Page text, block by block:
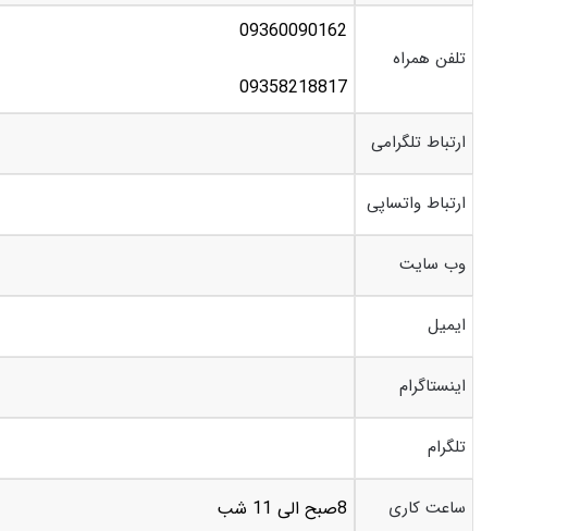
تلفن همراه
09360090162
09358218817
ارتباط تلگرامی
ارتباط واتساپی
وب سایت
ایمیل
اینستاگرام
تلگرام
ساعت کاری 8صبح الی 11 شب